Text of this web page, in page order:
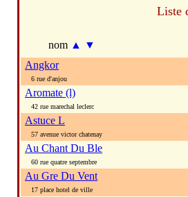
Liste
nom ▲
▼
Angkor
6 rue d'anjou
Aromate (l)
42 rue marechal leclerc
Astuce L
57 avenue victor chatenay
Au Chant Du Ble
60 rue quatre septembre
Au Gre Du Vent
17 place hotel de ville